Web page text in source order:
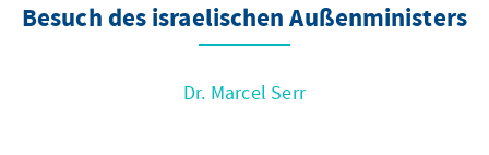
Besuch des israelischen Außenministers
Dr. Marcel Serr